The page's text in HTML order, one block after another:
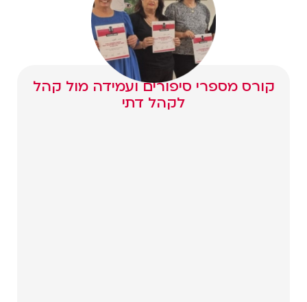
קורס מספרי סיפורים ועמידה מול קהל
לקהל דתי